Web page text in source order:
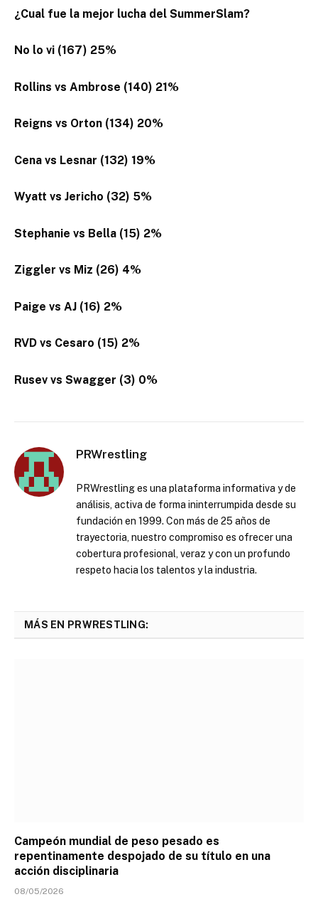
¿Cual fue la mejor lucha del SummerSlam?
No lo vi (167) 25%
Rollins vs Ambrose (140) 21%
Reigns vs Orton (134) 20%
Cena vs Lesnar (132) 19%
Wyatt vs Jericho (32) 5%
Stephanie vs Bella (15) 2%
Ziggler vs Miz (26) 4%
Paige vs AJ (16) 2%
RVD vs Cesaro (15) 2%
Rusev vs Swagger (3) 0%
PRWrestling
PRWrestling es una plataforma informativa y de
análisis, activa de forma ininterrumpida desde su
fundación en 1999. Con más de 25 años de
trayectoria, nuestro compromiso es ofrecer una
cobertura profesional, veraz y con un profundo
respeto hacia los talentos y la industria.
MÁS EN PRWRESTLING:
Campeón mundial de peso pesado es
repentinamente despojado de su título en una
acción disciplinaria
08/05/2026